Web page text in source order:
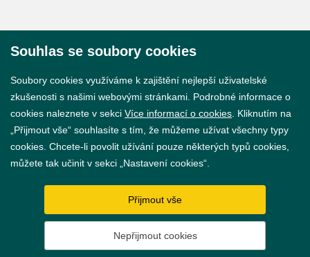
GDPR
Nastavení cookies
Souhlas se soubory cookies
Soubory cookies využíváme k zajištění nejlepší uživatelské
zkušenosti s našimi webovými stránkami. Podrobné informace o
cookies naleznete v sekci Více informací o cookies . Kliknutím na
„Přijmout vše“ souhlasíte s tím, že můžeme užívat všechny typy
cookies. Chcete-li povolit užívání pouze některých typů cookies,
můžete tak učinit v sekci „Nastavení cookies“.
Přijmout vše
Nepřijmout cookies